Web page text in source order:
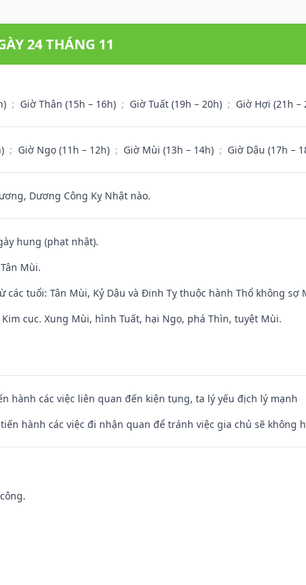
24 THÁNG 11
; Giờ Thân (15h – 16h) ; Giờ Tuất (19h – 20h) ; Giờ Hợi (21h –
; Giờ Ngọ (11h – 12h) ; Giờ Mùi (13h – 14h) ; Giờ Dậu (17h –
Dương Công Kỵ Nhật nào.
hung (phạt nhật).
Mùi.
tuổi: Tân Mùi, Kỷ Dậu và Đinh Tỵ thuộc hành Thổ không sợ
cục. Xung Mùi, hình Tuất, hại Ngọ, phá Thìn, tuyệt Mùi.
hành các việc liên quan đến kiện tụng, ta lý yếu địch lý mạnh
hành các việc đi nhận quan để tránh việc gia chủ sẽ không